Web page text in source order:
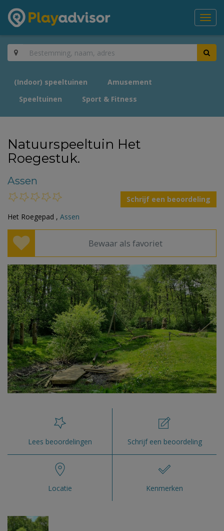
(Indoor) speeltuinen
Amusement
Speeltuinen
Sport & Fitness
Natuurspeeltuin Het
Roegestuk.
Assen
Schrijf een beoordeling
Het Roegepad , Assen
Bewaar als favoriet
Lees beoordelingen Schrijf een beoordeling
Locatie Kenmerken